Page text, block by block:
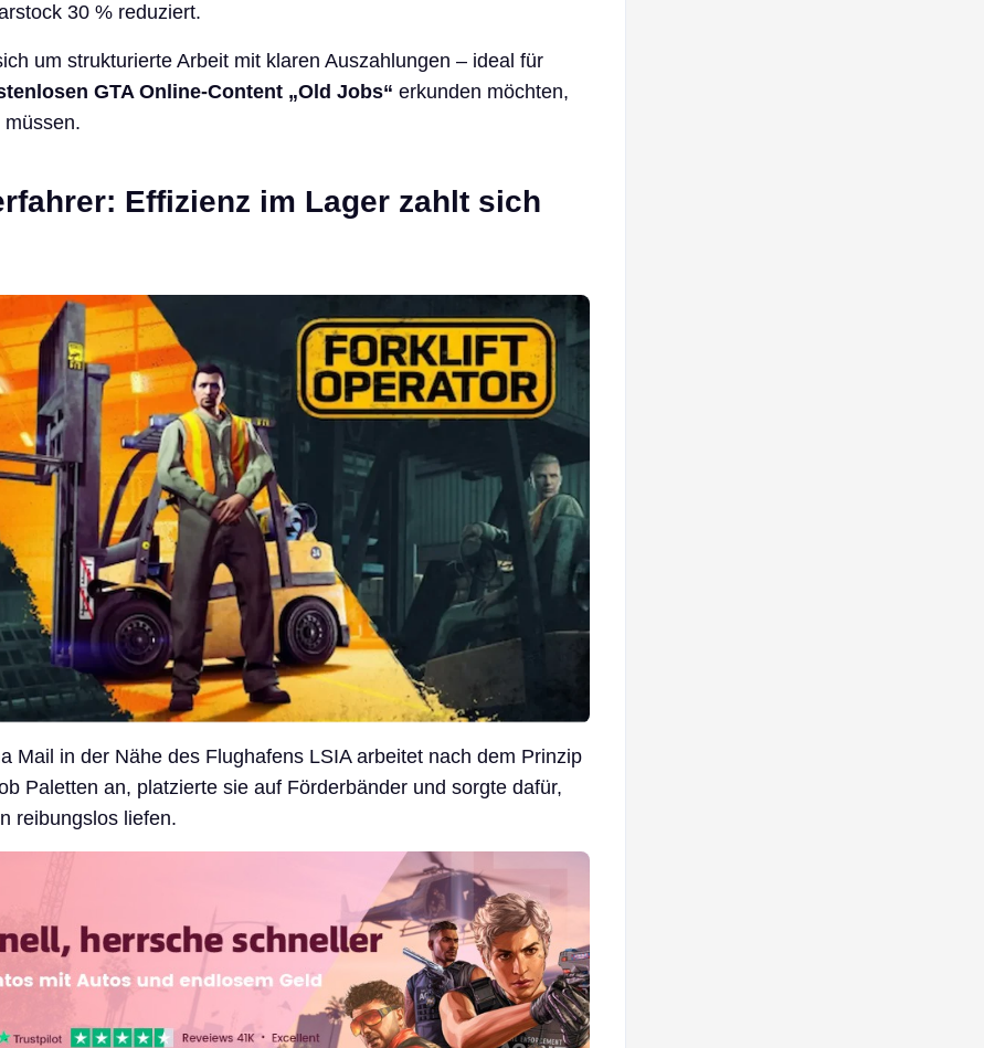
30 % reduziert.
um strukturierte Arbeit mit klaren Auszahlungen – ideal für
GTA Online-Content „Old Jobs“ erkunden möchten,
Effizienz im Lager zahlt sich
Mail in der Nähe des Flughafens LSIA arbeitet nach dem Prinzip
Paletten an, platzierte sie auf Förderbänder und sorgte dafür,
reibungslos liefen.